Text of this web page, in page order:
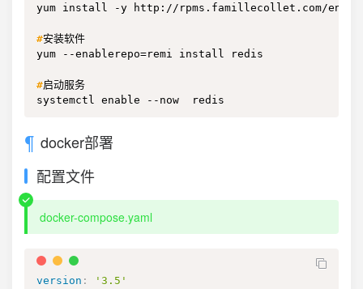
yum install -y http://rpms.famillecollet.com/
#安装软件
yum --enablerepo=remi install redis
#启动服务
systemctl enable --now  redis
docker部署
配置文件
docker-compose.yaml
version :
'3.5'